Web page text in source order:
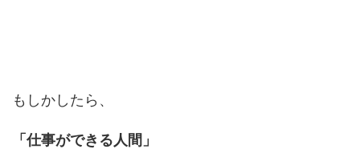
もしかしたら、
「仕事ができる人間」